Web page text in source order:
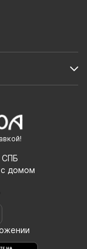
СПБ
домом